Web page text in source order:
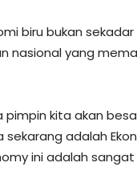
biru bukan
nasional yang
pimpin kita akan
adalah
ini adalah